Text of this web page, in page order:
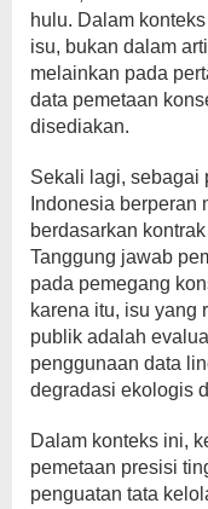
hulu. Dalam
isu, bukan dalam
melainkan pada
data pemetaan
disediakan.
Sekali lagi, sebagai
Indonesia berperan
berdasarkan
Tanggung jawab
pada pemegang
karena itu, isu yang
publik adalah
penggunaan data
degradasi ekologis
Dalam konteks ini,
pemetaan presisi
penguatan tata